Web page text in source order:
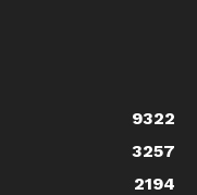
9322
3257
2194